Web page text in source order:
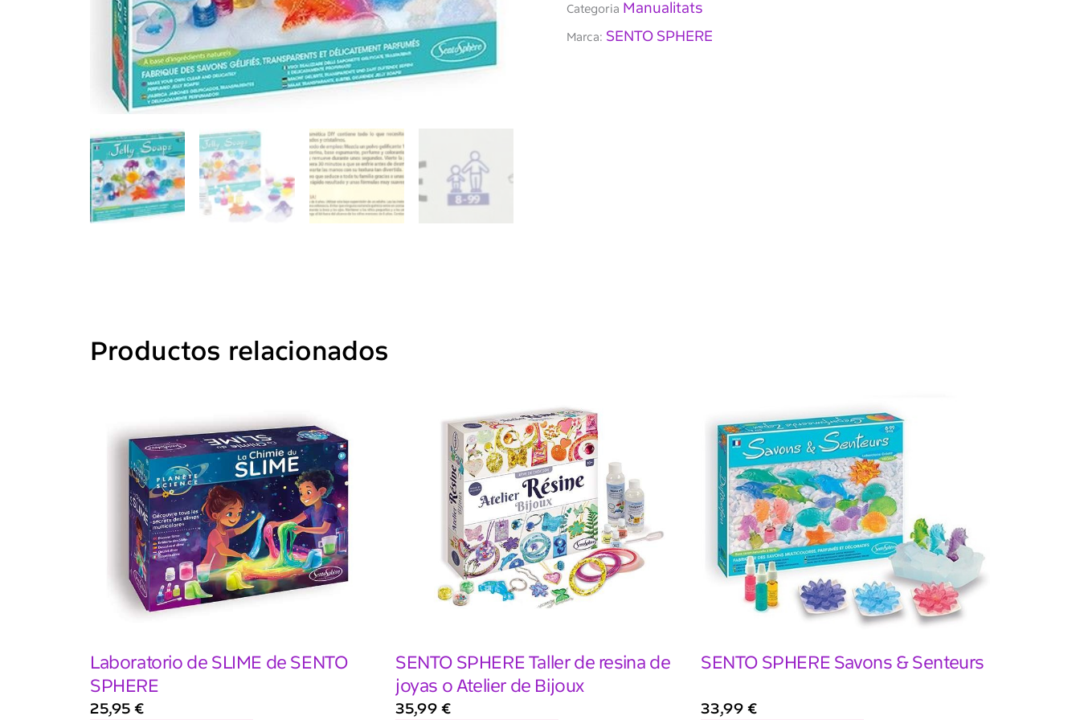
Categoria Manualitats
Marca: SENTO SPHERE
Productos relacionados
Laboratorio de SLIME de SENTO
SPHERE
25,95 €
SENTO SPHERE Taller de resina de
joyas o Atelier de Bijoux
35,99 €
SENTO SPHERE Savons & Senteurs
33,99 €